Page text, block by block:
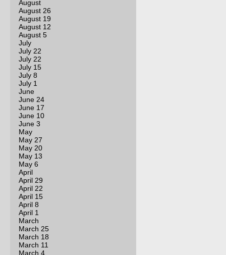
August
August 26
August 19
August 12
August 5
July
July 22
July 22
July 15
July 8
July 1
June
June 24
June 17
June 10
June 3
May
May 27
May 20
May 13
May 6
April
April 29
April 22
April 15
April 8
April 1
March
March 25
March 18
March 11
March 4